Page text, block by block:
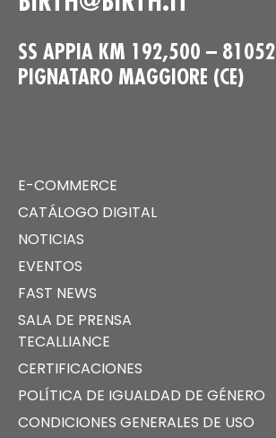
SS APPIA KM 192,500 – 81052
PIGNATARO MAGGIORE (CE)
E-COMMERCE
CATÁLOGO DIGITAL
NOTICIAS
EVENTOS
FAST NEWS
SALA DE PRENSA
TECALLIANCE
CERTIFICACIONES
POLÍTICA DE IGUALDAD DE GÉNERO
CONDICIONES GENERALES DE USO